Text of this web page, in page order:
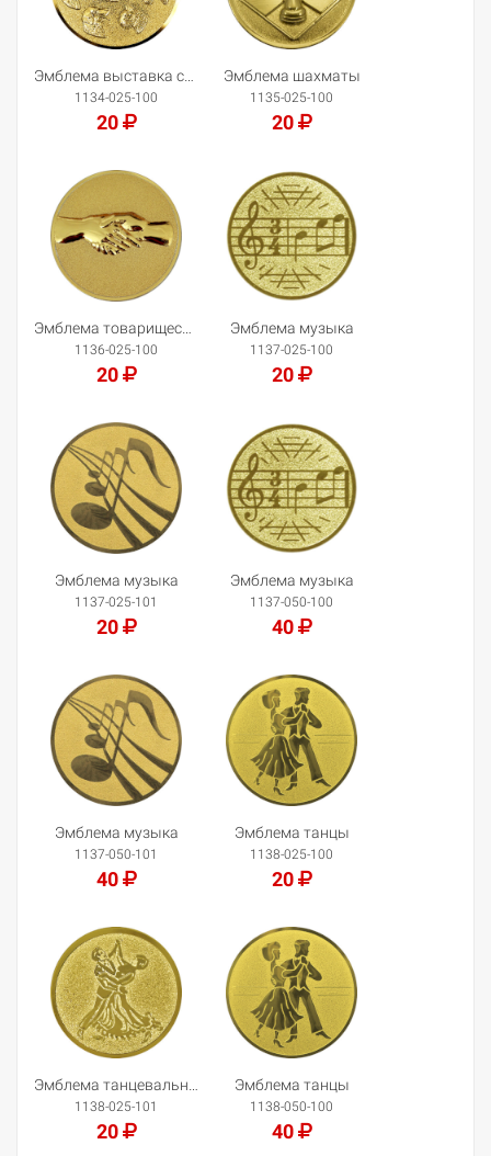
1134-025-100
20
Добавить в корзину
Эмблема шахматы
1135-025-100
20
Добавить в корзину
1136-025-100
20
Добавить в корзину
Эмблема музыка
1137-025-100
20
Добавить в корзину
Эмблема музыка
1137-025-101
20
Добавить в корзину
Эмблема музыка
1137-050-100
40
Добавить в корзину
Эмблема музыка
1137-050-101
40
Добавить в корзину
Эмблема танцы
1138-025-100
20
Добавить в корзину
1138-025-101
20
Эмблема танцы
1138-050-100
40